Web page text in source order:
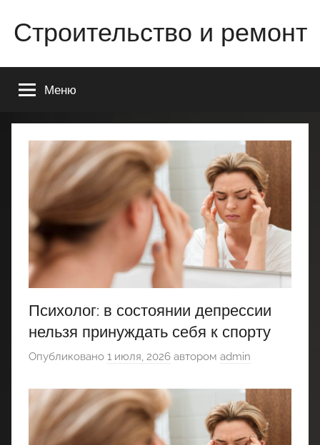
содержимому
Строительство и ремонт
строительстве
ремонте
Вашего
дома
квартиры
Меню
Психолог: в состоянии депрессии
нельзя принуждать себя к спорту
Опубликовано 1 июля, 2026 автором admin